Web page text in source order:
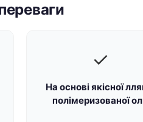
✓
На основі якісної
полімеризованої